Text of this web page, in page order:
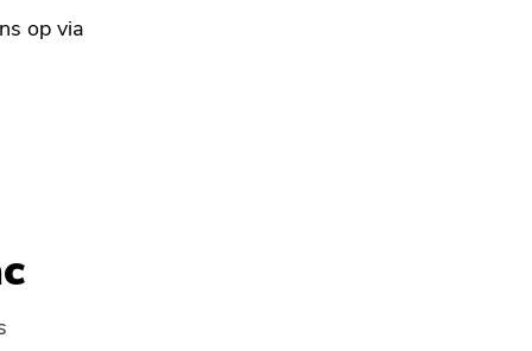
op via